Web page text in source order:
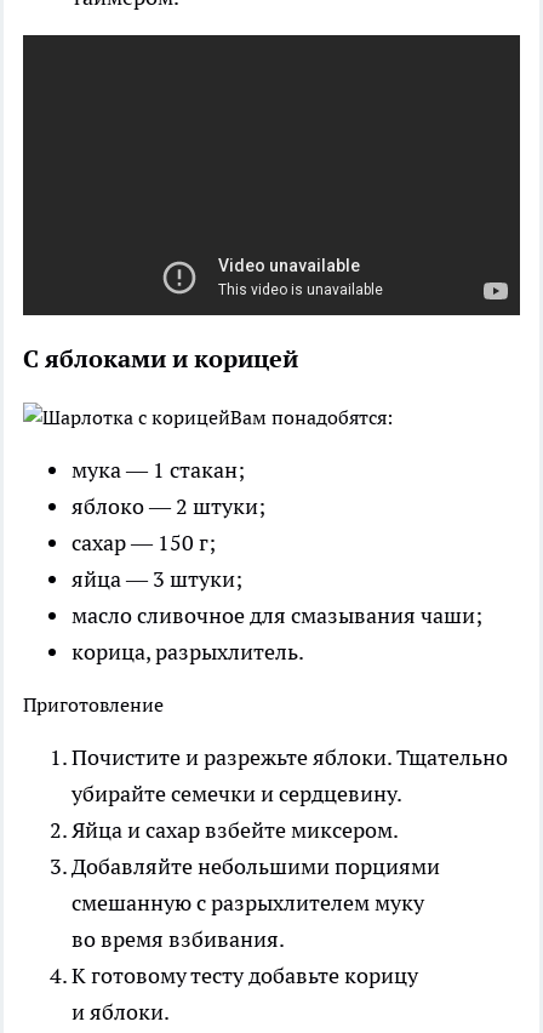
С яблоками и корицей
Вам понадобятся:
мука — 1 стакан;
яблоко — 2 штуки;
сахар — 150 г;
яйца — 3 штуки;
масло сливочное для смазывания чаши;
корица, разрыхлитель.
Приготовление
Почистите и разрежьте яблоки. Тщательно
убирайте семечки и сердцевину.
Яйца и сахар взбейте миксером.
Добавляйте небольшими порциями
смешанную с разрыхлителем муку
во время взбивания.
К готовому тесту добавьте корицу
и яблоки.